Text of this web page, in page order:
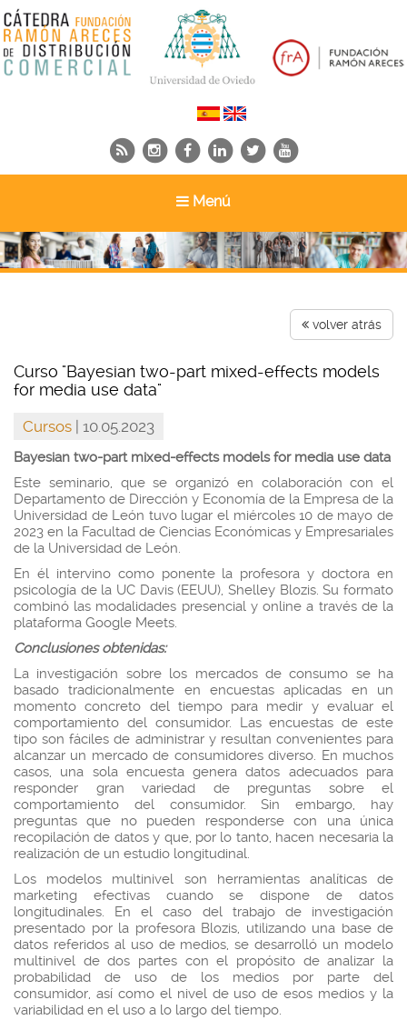
Menú
volver atrás
Curso "Bayesian two-part mixed-effects models
for media use data"
Cursos | 10.05.2023
Bayesian two-part mixed-effects models for media use data
Este seminario, que se organizó en colaboración con el
Departamento de Dirección y Economía de la Empresa de la
Universidad de León tuvo lugar el miércoles 10 de mayo de
2023 en la Facultad de Ciencias Económicas y Empresariales
de la Universidad de León.
En él intervino como ponente la profesora y doctora en
psicología de la UC Davis (EEUU), Shelley Blozis. Su formato
combinó las modalidades presencial y online a través de la
plataforma Google Meets.
Conclusiones obtenidas:
La investigación sobre los mercados de consumo se ha
basado tradicionalmente en encuestas aplicadas en un
momento concreto del tiempo para medir y evaluar el
comportamiento del consumidor. Las encuestas de este
tipo son fáciles de administrar y resultan convenientes para
alcanzar un mercado de consumidores diverso. En muchos
casos, una sola encuesta genera datos adecuados para
responder gran variedad de preguntas sobre el
comportamiento del consumidor. Sin embargo, hay
preguntas que no pueden responderse con una única
recopilación de datos y que, por lo tanto, hacen necesaria la
realización de un estudio longitudinal.
Los modelos multinivel son herramientas analíticas de
marketing efectivas cuando se dispone de datos
longitudinales. En el caso del trabajo de investigación
presentado por la profesora Blozis, utilizando una base de
datos referidos al uso de medios, se desarrolló un modelo
multinivel de dos partes con el propósito de analizar la
probabilidad de uso de los medios por parte del
consumidor, así como el nivel de uso de esos medios y la
variabilidad en el uso a lo largo del tiempo.